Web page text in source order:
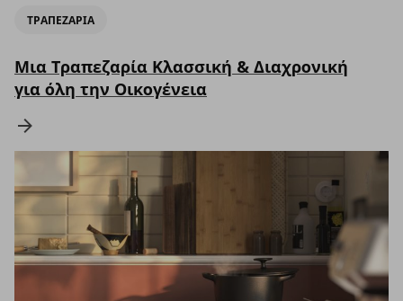
ΤΡΑΠΕΖΑΡΙΑ
Μια Τραπεζαρία Κλασσική & Διαχρονική
για όλη την Οικογένεια